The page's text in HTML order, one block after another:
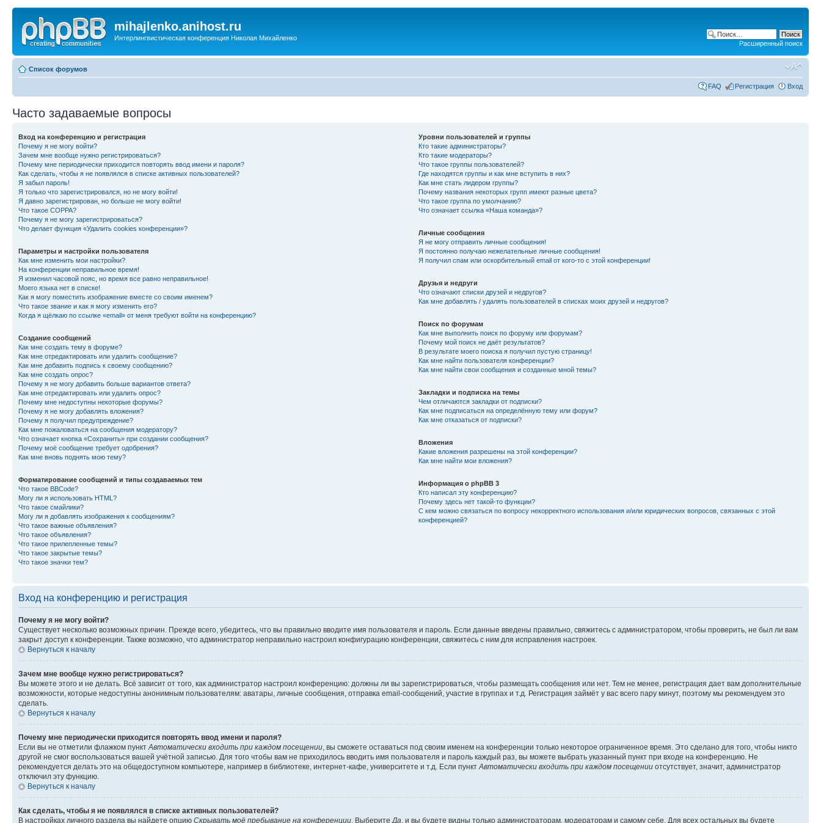
mihajlenko.anihost.ru
Интерлингвистическая конференция Николая Михайленко
Расширенный поиск
Список форумов
FAQ Регистрация Вход
Часто задаваемые вопросы
Вход на конференцию и регистрация
Почему я не могу войти?
Зачем мне вообще нужно регистрироваться?
Почему мне периодически приходится повторять ввод имени и пароля?
Как сделать, чтобы я не появлялся в списке активных пользователей?
Я забыл пароль!
Я только что зарегистрировался, но не могу войти!
Я давно зарегистрирован, но больше не могу войти!
Что такое COPPA?
Почему я не могу зарегистрироваться?
Что делает функция «Удалить cookies конференции»?
Параметры и настройки пользователя
Как мне изменить мои настройки?
На конференции неправильное время!
Я изменил часовой пояс, но время все равно неправильное!
Моего языка нет в списке!
Как я могу поместить изображение вместе со своим именем?
Что такое звание и как я могу изменить его?
Когда я щёлкаю по ссылке «email» от меня требуют войти на конференцию?
Создание сообщений
Как мне создать тему в форуме?
Как мне отредактировать или удалить сообщение?
Как мне добавить подпись к своему сообщению?
Как мне создать опрос?
Почему я не могу добавить больше вариантов ответа?
Как мне отредактировать или удалить опрос?
Почему мне недоступны некоторые форумы?
Почему я не могу добавлять вложения?
Почему я получил предупреждение?
Как мне пожаловаться на сообщения модератору?
Что означает кнопка «Сохранить» при создании сообщения?
Почему моё сообщение требует одобрения?
Как мне вновь поднять мою тему?
Форматирование сообщений и типы создаваемых тем
Что такое BBCode?
Могу ли я использовать HTML?
Что такое смайлики?
Могу ли я добавлять изображения к сообщениям?
Что такое важные объявления?
Что такое объявления?
Что такое прилепленные темы?
Что такое закрытые темы?
Что такое значки тем?
Уровни пользователей и группы
Кто такие администраторы?
Кто такие модераторы?
Что такое группы пользователей?
Где находятся группы и как мне вступить в них?
Как мне стать лидером группы?
Почему названия некоторых групп имеют разные цвета?
Что такое группа по умолчанию?
Что означает ссылка «Наша команда»?
Личные сообщения
Я не могу отправить личные сообщения!
Я постоянно получаю нежелательные личные сообщения!
Я получил спам или оскорбительный email от кого-то с этой конференции!
Друзья и недруги
Что означают списки друзей и недругов?
Как мне добавлять / удалять пользователей в списках моих друзей и недругов?
Поиск по форумам
Как мне выполнить поиск по форуму или форумам?
Почему мой поиск не даёт результатов?
В результате моего поиска я получил пустую страницу!
Как мне найти пользователя конференции?
Как мне найти свои сообщения и созданные мной темы?
Закладки и подписка на темы
Чем отличаются закладки от подписки?
Как мне подписаться на определённую тему или форум?
Как мне отказаться от подписки?
Вложения
Какие вложения разрешены на этой конференции?
Как мне найти мои вложения?
Информация о phpBB 3
Кто написал эту конференцию?
Почему здесь нет такой-то функции?
С кем можно связаться по вопросу некорректного использования и/или юридических вопросов, связанных с этой
конференцией?
Вход на конференцию и регистрация
Почему я не могу войти?
Существует несколько возможных причин. Прежде всего, убедитесь, что вы правильно вводите имя пользователя и пароль. Если данные введены правильно, свяжитесь с администратором, чтобы проверить, не был ли вам
закрыт доступ к конференции. Также возможно, что администратор неправильно настроил конфигурацию конференции, свяжитесь с ним для исправления настроек.
Вернуться к началу
Зачем мне вообще нужно регистрироваться?
Вы можете этого и не делать. Всё зависит от того, как администратор настроил конференцию: должны ли вы зарегистрироваться, чтобы размещать сообщения или нет. Тем не менее, регистрация дает вам дополнительные
возможности, которые недоступны анонимным пользователям: аватары, личные сообщения, отправка email-сообщений, участие в группах и т.д. Регистрация займёт у вас всего пару минут, поэтому мы рекомендуем это
сделать.
Вернуться к началу
Почему мне периодически приходится повторять ввод имени и пароля?
Если вы не отметили флажком пункт Автоматически входить при каждом посещении , вы сможете оставаться под своим именем на конференции только некоторое ограниченное время. Это сделано для того, чтобы никто
другой не смог воспользоваться вашей учётной записью. Для того чтобы вам не приходилось вводить имя пользователя и пароль каждый раз, вы можете выбрать указанный пункт при входе на конференцию. Не
рекомендуется делать это на общедоступном компьютере, например в библиотеке, интернет-кафе, университете и т.д. Если пункт Автоматически входить при каждом посещении отсутствует, значит, администратор
отключил эту функцию.
Вернуться к началу
Как сделать, чтобы я не появлялся в списке активных пользователей?
В настройках личного раздела вы найдете опцию Скрывать моё пребывание на конференции . Выберите Да , и вы будете видны только администраторам, модераторам и самому себе. Для всех остальных вы будете